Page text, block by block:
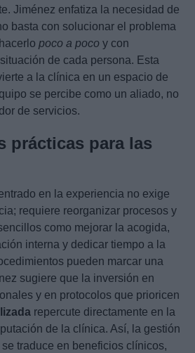
Jiménez enfatiza la necesidad de
basta con solucionar el problema
poco a poco y con
de cada persona. Esta
a la clínica en un espacio de
se percibe como un aliado, no
de servicios.
prácticas para las
en la experiencia no exige
requiere reorganizar procesos y
como mejorar la acogida,
interna y dedicar tiempo a la
pueden marcar una
sugiere que la inversión en
y en protocolos que prioricen
repercute directamente en la
de la clínica. Así, la gestión
traduce en beneficios clínicos,